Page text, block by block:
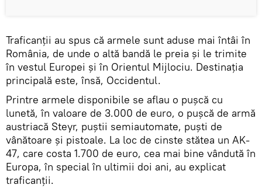
Traficanţii au spus că armele sunt aduse mai întâi în
România, de unde o altă bandă le preia şi le trimite
în vestul Europei şi în Orientul Mijlociu. Destinaţia
principală este, însă, Occidentul.
Printre armele disponibile se aflau o puşcă cu
lunetă, în valoare de 3.000 de euro, o puşcă de armă
austriacă Steyr, puştii semiautomate, puşti de
vânătoare şi pistoale. La loc de cinste stătea un AK-
47, care costa 1.700 de euro, cea mai bine vândută în
Europa, în special în ultimii doi ani, au explicat
traficanţii.